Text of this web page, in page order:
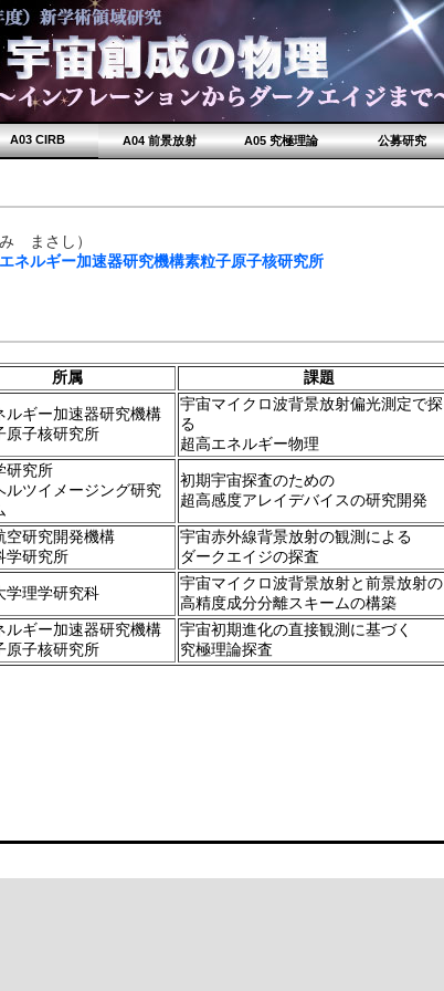
A03 CIRB A04 前景放射 A05 究極理論 公募研究
まさし）
ネルギー加速器研究機構素粒子原子核研究所
所属 課題
ルギー加速器研究機構
原子核研究所
宇宙マイクロ波背景放射偏光測定で探
る
超高エネルギー物理
研究所
ルツイメージング研究
初期宇宙探査のための
超高感度アレイデバイスの研究開発
空研究開発機構
学研究所
宇宙赤外線背景放射の観測による
ダークエイジの探査
学理学研究科
宇宙マイクロ波背景放射と前景放射の
高精度成分分離スキームの構築
ルギー加速器研究機構
原子核研究所
宇宙初期進化の直接観測に基づく
究極理論探査